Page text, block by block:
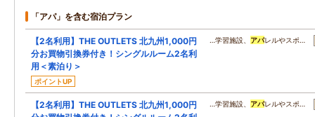
「アパ」を含む宿泊プラン
【2名利用】THE OUTLETS 北九州1,000円
分お買物引換券付き！シングルルーム2名利
用＜素泊り＞
ポイントUP
…学習施設、 アパレルやスポ…
【2名利用】THE OUTLETS 北九州1,000円
…学習施設、 アパレルやスポ…